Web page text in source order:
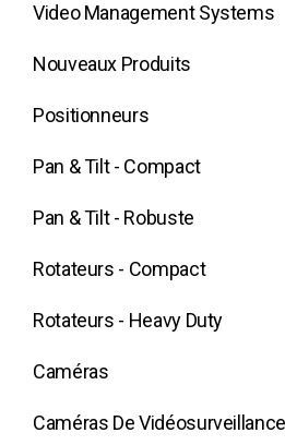
Video Management Systems
Nouveaux Produits
Positionneurs
Pan & Tilt - Compact
Pan & Tilt - Robuste
Rotateurs - Compact
Rotateurs - Heavy Duty
Caméras
Caméras De